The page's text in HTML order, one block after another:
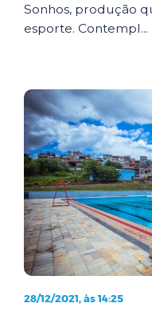
Sonhos, produção
esporte. Contempl...
28/12/2021, às 14:25